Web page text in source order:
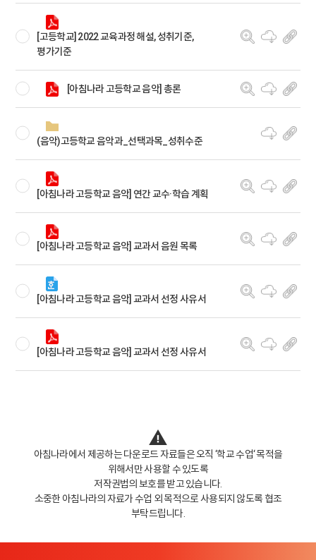
[고등학교] 2022 교육과정 해설, 성취기준,
평가기준
[아침나라 고등학교 음악] 총론
(음악)고등학교 음악과_선택과목_성취수준
[아침나라 고등학교 음악] 연간 교수·학습 계획
[아침나라 고등학교 음악] 교과서 음원 목록
[아침나라 고등학교 음악] 교과서 선정 사유서
[아침나라 고등학교 음악] 교과서 선정 사유서
아침나라에서 제공하는 다운로드 자료들은 오직 ‘학교 수업‘ 목적을
위해서만 사용할 수 있도록
저작권법의 보호를 받고 있습니다.
소중한 아침나라의 자료가 수업 외 목적으로 사용되지 않도록 협조
부탁드립니다.